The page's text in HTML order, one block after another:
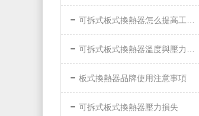
- 可拆式板式換熱器怎么提高工作效率
- 可拆式板式換熱器溫度與壓力的要求
- 板式換熱器品牌使用注意事項
- 可拆式板式換熱器壓力損失